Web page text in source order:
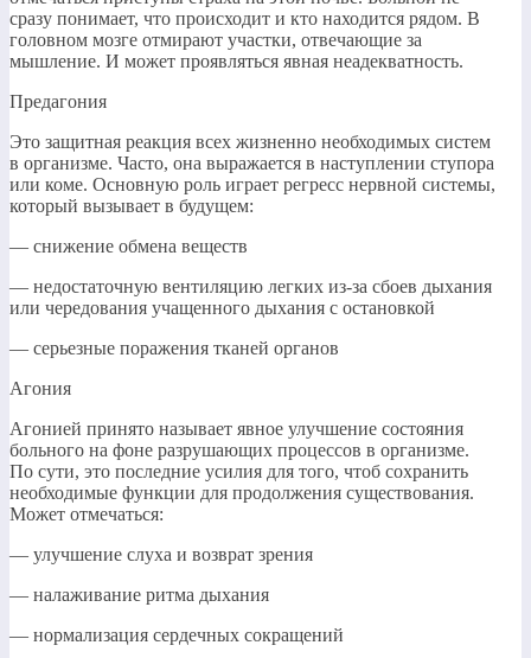
сразу понимает, что происходит и кто находится рядом. В
головном мозге отмирают участки, отвечающие за
мышление. И может проявляться явная неадекватность.
Предагония
Это защитная реакция всех жизненно необходимых систем
в организме. Часто, она выражается в наступлении ступора
или коме. Основную роль играет регресс нервной системы,
который вызывает в будущем:
— снижение обмена веществ
— недостаточную вентиляцию легких из-за сбоев дыхания
или чередования учащенного дыхания с остановкой
— серьезные поражения тканей органов
Агония
Агонией принято называет явное улучшение состояния
больного на фоне разрушающих процессов в организме.
По сути, это последние усилия для того, чтоб сохранить
необходимые функции для продолжения существования.
Может отмечаться:
— улучшение слуха и возврат зрения
— налаживание ритма дыхания
— нормализация сердечных сокращений